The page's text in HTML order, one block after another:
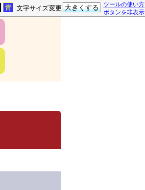
ツールの使い方
ボタンを非表示
文字サイズ変更 大きくする
青